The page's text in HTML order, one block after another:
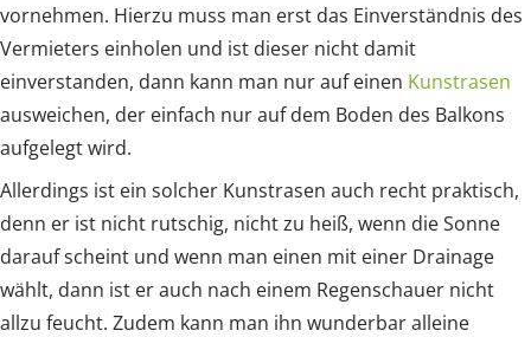
vornehmen. Hierzu muss man erst das Einverständnis des
Vermieters einholen und ist dieser nicht damit
einverstanden, dann kann man nur auf einen Kunstrasen
ausweichen, der einfach nur auf dem Boden des Balkons
aufgelegt wird.
Allerdings ist ein solcher Kunstrasen auch recht praktisch,
denn er ist nicht rutschig, nicht zu heiß, wenn die Sonne
darauf scheint und wenn man einen mit einer Drainage
wählt, dann ist er auch nach einem Regenschauer nicht
allzu feucht. Zudem kann man ihn wunderbar alleine